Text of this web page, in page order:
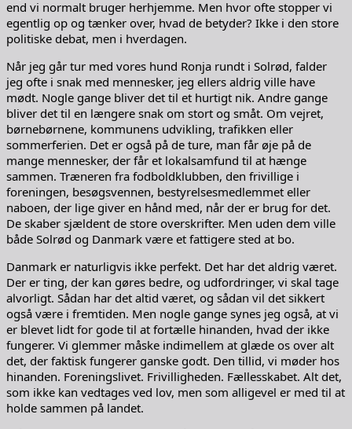
end vi normalt bruger herhjemme. Men hvor ofte stopper vi
egentlig op og tænker over, hvad de betyder? Ikke i den store
politiske debat, men i hverdagen.
Når jeg går tur med vores hund Ronja rundt i Solrød, falder
jeg ofte i snak med mennesker, jeg ellers aldrig ville have
mødt. Nogle gange bliver det til et hurtigt nik. Andre gange
bliver det til en længere snak om stort og småt. Om vejret,
børnebørnene, kommunens udvikling, trafikken eller
sommerferien. Det er også på de ture, man får øje på de
mange mennesker, der får et lokalsamfund til at hænge
sammen. Træneren fra fodboldklubben, den frivillige i
foreningen, besøgsvennen, bestyrelsesmedlemmet eller
naboen, der lige giver en hånd med, når der er brug for det.
De skaber sjældent de store overskrifter. Men uden dem ville
både Solrød og Danmark være et fattigere sted at bo.
Danmark er naturligvis ikke perfekt. Det har det aldrig været.
Der er ting, der kan gøres bedre, og udfordringer, vi skal tage
alvorligt. Sådan har det altid været, og sådan vil det sikkert
også være i fremtiden. Men nogle gange synes jeg også, at vi
er blevet lidt for gode til at fortælle hinanden, hvad der ikke
fungerer. Vi glemmer måske indimellem at glæde os over alt
det, der faktisk fungerer ganske godt. Den tillid, vi møder hos
hinanden. Foreningslivet. Frivilligheden. Fællesskabet. Alt det,
som ikke kan vedtages ved lov, men som alligevel er med til at
holde sammen på landet.